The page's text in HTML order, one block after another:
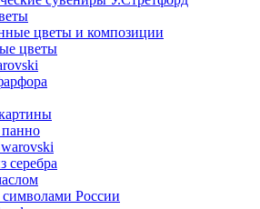
цветы и композиции
цветы
серебра
России